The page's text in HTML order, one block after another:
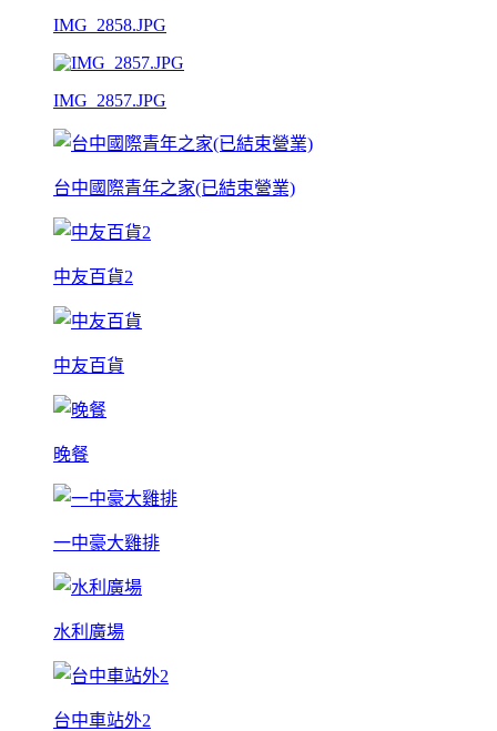
IMG_2858.JPG
IMG_2857.JPG
台中國際青年之家(已結束營業)
中友百貨2
中友百貨
晚餐
一中豪大雞排
水利廣場
台中車站外2